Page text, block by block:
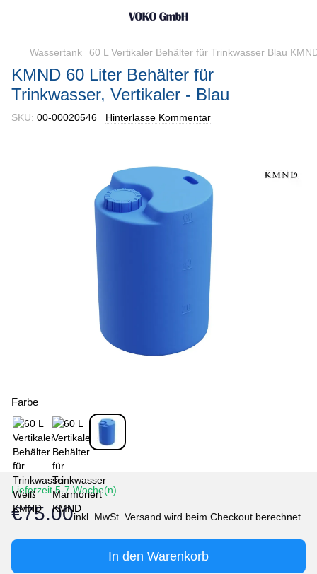
Wassertank 60 L Vertikaler Behälter für Trinkwasser Blau
KMND 60 Liter Behälter für
Trinkwasser, Vertikaler - Blau
SKU: 00-00020546 Hinterlasse Kommentar
Farbe
Lieferzeit 5-7 Woche(n)
€75.00
In den Warenkorb